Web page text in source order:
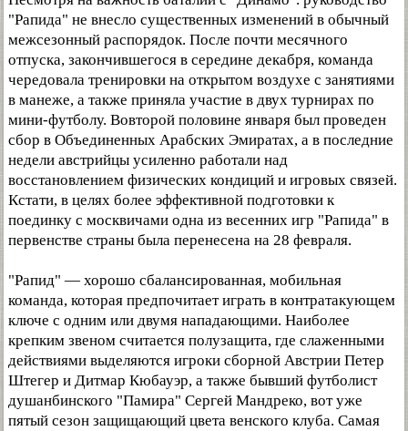
"Рапида" не внесло существенных изменений в обычный
межсезонный распорядок. После почти месячного
отпуска, закончившегося в середине декабря, команда
чередовала тренировки на открытом воздухе с занятиями
в манеже, а также приняла участие в двух турнирах по
мини-футболу. Вовторой половине января был проведен
сбор в Объединенных Арабских Эмиратах, а в последние
недели австрийцы усиленно работали над
восстановлением физических кондиций и игровых связей.
Кстати, в целях более эффективной подготовки к
поединку с москвичами одна из весенних игр "Рапида" в
первенстве страны была перенесена на 28 февраля.
"Рапид" — хорошо сбалансированная, мобильная
команда, которая предпочитает играть в контратакующем
ключе с одним или двумя нападающими. Наиболее
крепким звеном считается полузащита, где слаженными
действиями выделяются игроки сборной Австрии Петер
Штегер и Дитмар Кюбауэр, а также бывший футболист
душанбинского "Памира" Сергей Мандреко, вот уже
пятый сезон защищающий цвета венского клуба. Самая